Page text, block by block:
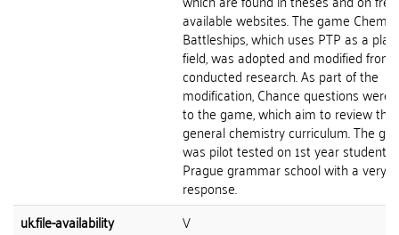
available websites. The game
Battleships, which uses PTP as a
field, was adopted and modified from
conducted research. As part of the
modification, Chance questions were
to the game, which aim to review the
general chemistry curriculum. The
was pilot tested on 1st year students
Prague grammar school with a very
response.
uk.file-availability
V